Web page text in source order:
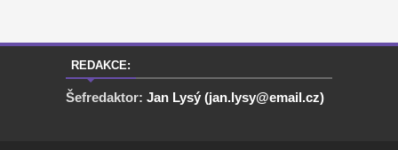
REDAKCE:
Šefredaktor: Jan Lysý (jan.lysy@email.cz)